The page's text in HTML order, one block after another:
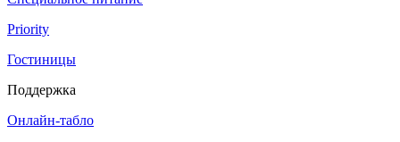
Priority
Гостиницы
Поддержка
Онлайн-табло